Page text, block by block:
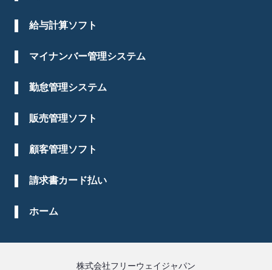
給与計算ソフト
マイナンバー管理システム
勤怠管理システム
販売管理ソフト
顧客管理ソフト
請求書カード払い
ホーム
株式会社フリーウェイジャパン